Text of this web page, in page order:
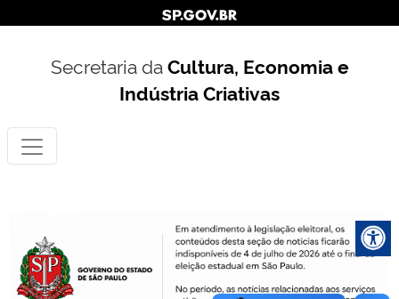
Secretaria daCultura, Economia e
Indústria Criativas